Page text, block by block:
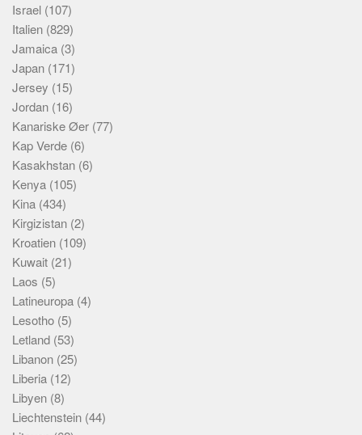
Israel (107)
Italien (829)
Jamaica (3)
Japan (171)
Jersey (15)
Jordan (16)
Kanariske Øer (77)
Kap Verde (6)
Kasakhstan (6)
Kenya (105)
Kina (434)
Kirgizistan (2)
Kroatien (109)
Kuwait (21)
Laos (5)
Latineuropa (4)
Lesotho (5)
Letland (53)
Libanon (25)
Liberia (12)
Libyen (8)
Liechtenstein (44)